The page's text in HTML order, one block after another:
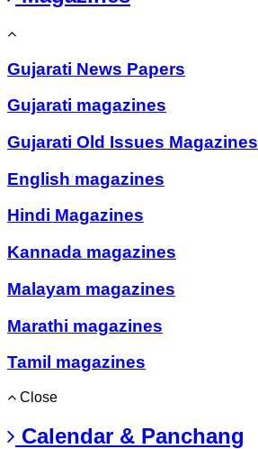
Gujarati News Papers
Gujarati magazines
Gujarati Old Issues Magazines
English magazines
Hindi Magazines
Kannada magazines
Malayam magazines
Marathi magazines
Tamil magazines
Close
Calendar & Panchang